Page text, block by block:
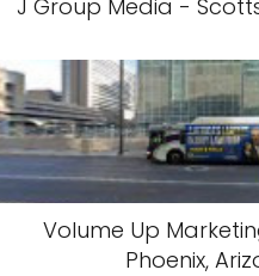
J Group Media -
Volume Up
Phoenix,